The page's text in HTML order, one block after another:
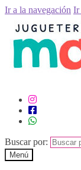
Ir a la navegación Ir
Buscar por:
Menú